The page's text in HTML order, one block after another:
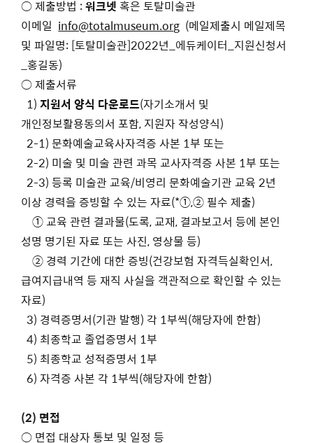
○ 제출방법 :워크넷 혹은 토탈미술관
이메일 info@totalmuseum.org (메일제출시 메일제목
및 파일명: [토탈미술관]2022년_에듀케이터_지원신청서
_홍길동)
○ 제출서류
1)지원서 양식 다운로드(자기소개서 및
개인정보활용동의서 포함, 지원자 작성양식)
2-1) 문화예술교육사자격증 사본 1부 또는
2-2) 미술 및 미술 관련 과목 교사자격증 사본 1부 또는
2-3) 등록 미술관 교육/비영리 문화예술기관 교육 2년
이상 경력을 증빙할 수 있는 자료(*①,② 필수 제출)
① 교육 관련 결과물(도록, 교재, 결과보고서 등에 본인
성명 명기된 자료 또는 사진, 영상물 등)
② 경력 기간에 대한 증빙(건강보험 자격득실확인서,
급여지급내역 등 재직 사실을 객관적으로 확인할 수 있는
자료)
3) 경력증명서(기관 발행) 각 1부씩(해당자에 한함)
4) 최종학교 졸업증명서 1부
5) 최종학교 성적증명서 1부
6) 자격증 사본 각 1부씩(해당자에 한함)
(2) 면접
○ 면접 대상자 통보 및 일정 등